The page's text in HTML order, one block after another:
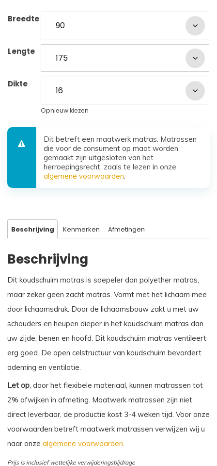
Breedte
Lengte
Dikte
Opnieuw kiezen
Dit betreft een maatwerk matras. Matrassen
die voor de consument op maat worden
gemaakt zijn uitgesloten van het
herroepingsrecht, zoals te lezen in onze
algemene voorwaarden.
Beschrijving Kenmerken Afmetingen
Beschrijving
Dit koudschuim matras is soepeler dan polyether matras,
maar zeker geen zacht matras. Vormt met het lichaam mee
door lichaamsdruk. Door de lichaamsbouw zakt u met uw
schouders en heupen dieper in het koudschuim matras dan
uw zijde, benen en hoofd. Dit koudschuim matras ventileert
erg goed. De open celstructuur van koudschuim bevordert
ademing en ventilatie.
Let op, door het flexibele materiaal, kunnen matrassen tot
2% afwijken in afmeting. Maatwerk matrassen zijn niet
direct leverbaar, de productie kost 3-4 weken tijd. Voor onze
voorwaarden betreft maatwerk matrassen verwijzen wij u
naar onze algemene voorwaarden.
Prijs is inclusief wettelijke verwijderingsbijdrage